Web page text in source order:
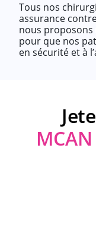
Tous nos
assurance
nous proposons
pour que nos
en sécurité et à